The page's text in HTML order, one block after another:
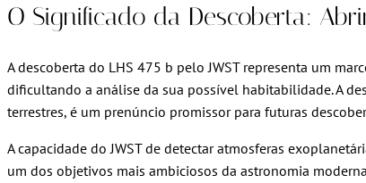
O Significado da Descoberta:
A descoberta do LHS 475 b pelo JWST representa um
dificultando a análise da sua possível habitabilidade. A
terrestres, é um prenúncio promissor para futuras
A capacidade do JWST de detectar atmosferas
um dos objetivos mais ambiciosos da astronomia